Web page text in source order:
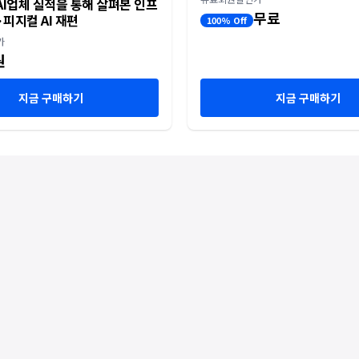
체 실적을 통해 살펴본 인프
지컬 AI 재편
지금 구매하기
100% Off 무료
지금 구매하기